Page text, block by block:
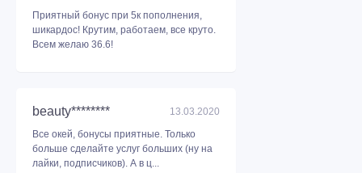
Приятный бонус при 5к пополнения,
шикардос! Крутим, работаем, все круто.
Всем желаю 36.6!
beauty********
13.03.2020
Все окей, бонусы приятные. Только
больше сделайте услуг больших (ну на
лайки, подписчиков). А в ц...